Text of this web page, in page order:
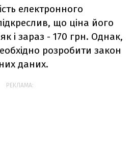
електронного
що ціна його
і зараз - 170 грн. Однак,
розробити закон
даних.
РЕКЛАМА: